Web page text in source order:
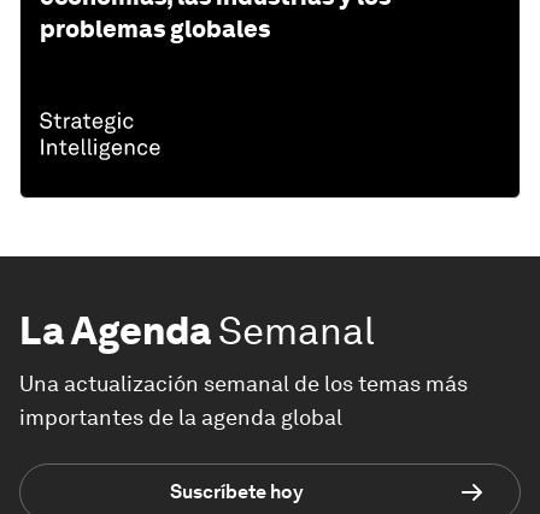
problemas globales
La AgendaSemanal
Una actualización semanal de los temas más
importantes de la agenda global
Suscríbete hoy